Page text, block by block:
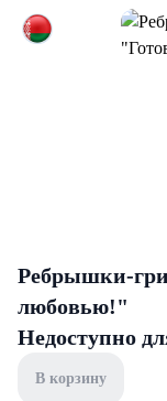
Оформляйте
САМОВЫВОЗ и
Ребрышки-
любовью!"
Недоступно
В корзину